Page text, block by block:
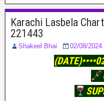
Karachi Lasbela
221443
Shakeel Bhai 02/08/2024